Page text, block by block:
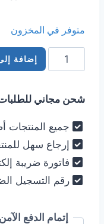
متوفر في المخزون
كمية
ثلاجة
430
لتر
نوفروست
(تبريد
ثنائي)
فضي
موديل
إضافة
شحن مجاني للطلبات
جميع المنتجات أصلية 100% - فرز
إرجاع سهل
فاتورة ضريبة
رقم التسجيل الضريبي
إتمام الدفع